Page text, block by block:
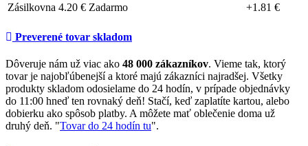
Zásilkovna 4.20 € Zadarmo +1.81 €
Preverené tovar skladom
Dôveruje nám už viac ako 48 000 zákazníkov. Vieme tak, ktorý
tovar je najobľúbenejší a ktoré majú zákazníci najradšej. Všetky
produkty skladom odosielame do 24 hodín, v prípade objednávky
do 11:00 hneď ten rovnaký deň! Stačí, keď zaplatíte kartou, alebo
dobierku ako spôsob platby. A môžete mať oblečenie doma už
druhý deň. "Tovar do 24 hodín tu".